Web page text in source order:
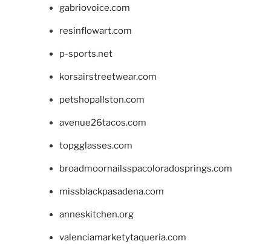
gabriovoice.com
resinflowart.com
p-sports.net
korsairstreetwear.com
petshopallston.com
avenue26tacos.com
topgglasses.com
broadmoornailsspacoloradosprings.com
missblackpasadena.com
anneskitchen.org
valenciamarketytaqueria.com